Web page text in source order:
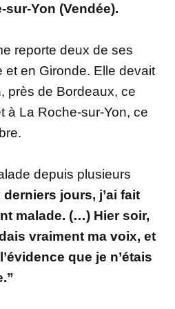
Yon (Vendée).
reporte deux de ses
et en Gironde. Elle devait
près de Bordeaux, ce
à La Roche-sur-Yon, ce
depuis plusieurs
jours, j’ai fait
malade. (…) Hier soir,
vraiment ma voix, et
que je n’étais